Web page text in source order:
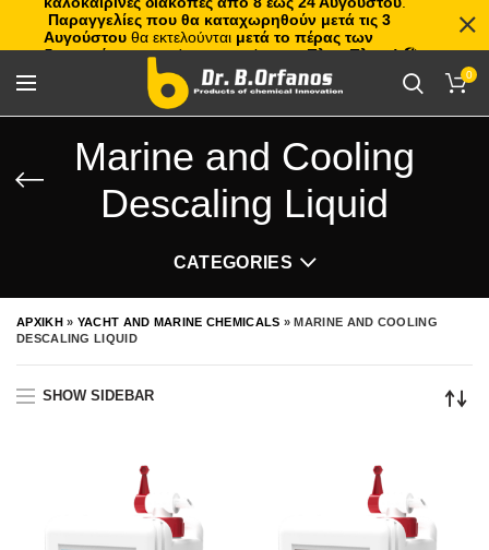
0
Marine and Cooling
Descaling Liquid
CATEGORIES
ΑΡΧΙΚΗ» YACHT AND MARINE CHEMICALS »MARINE AND COOLING
DESCALING LIQUID
SHOW SIDEBAR
Παραγγελίες που θα καταχωρηθούν μετά τις 3
Αυγούστου θα εκτελούνται μετά το πέρας των
διακοπών, με σειρά προτεραιότητας.Πλιτς Πλατς!🏖️🌊